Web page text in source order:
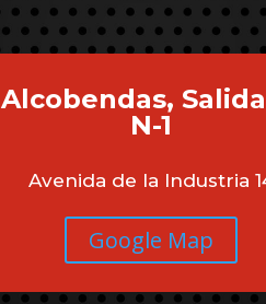
Alcobendas, Salida
N-1
Avenida de la Industria
Google Map